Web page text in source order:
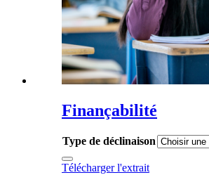
Finançabilité
Type de déclinaison
Télécharger l'extrait